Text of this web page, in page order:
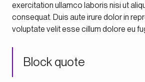
exercitation ullamco laboris nisi ut
consequat. Duis aute irure dolor in
voluptate velit esse cillum dolore eu
Block quote